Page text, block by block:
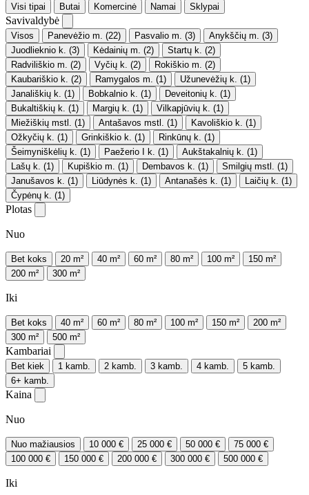
Visi tipai Butai Komercinė Namai Sklypai
Savivaldybė
Visos Panevėžio m. (22) Pasvalio m. (3) Anykščių m. (3)
Juodlieknio k. (3) Kėdainių m. (2) Startų k. (2)
Radviliškio m. (2) Vyčių k. (2) Rokiškio m. (2)
Kaubariškio k. (2) Ramygalos m. (1) Užunevėžių k. (1)
Janališkių k. (1) Bobkalnio k. (1) Deveitonių k. (1)
Bukaltiškių k. (1) Margių k. (1) Vilkapjūvių k. (1)
Miežiškių mstl. (1) Antašavos mstl. (1) Kavoliškio k. (1)
Ožkyčių k. (1) Grinkiškio k. (1) Rinkūnų k. (1)
Šeimyniškėlių k. (1) Paežerio I k. (1) Aukštakalnių k. (1)
Lašų k. (1) Kupiškio m. (1) Dembavos k. (1) Smilgių mstl. (1)
Janušavos k. (1) Liūdynės k. (1) Antanašės k. (1) Laičių k. (1)
Čypėnų k. (1)
Plotas
Nuo
Bet koks 20 m² 40 m² 60 m² 80 m² 100 m²
150 m²
200 m²
300 m²
Iki
Bet koks 40 m² 60 m² 80 m² 100 m² 150 m²
200 m²
300 m²
500 m²
Kambariai
Bet kiek 1 kamb. 2 kamb. 3 kamb. 4 kamb.
5 kamb.
6+ kamb.
Kaina
Nuo
Nuo mažiausios 10 000 € 25 000 € 50 000 €
75 000 €
100 000 €
150 000 € 200 000 € 300 000 € 500 000 €
Iki